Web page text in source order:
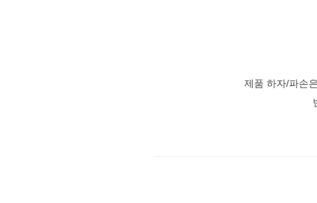
제품 하자/파손